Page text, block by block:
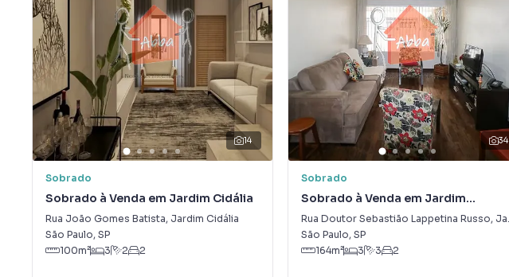
14
Sobrado
Sobrado à Venda em Jardim Cidália
Rua João Gomes Batista, Jardim Cidália
São Paulo, SP
100m² 3 2 2
34
Sobrado
Sobrado à Venda em Jardim
Promissão
Rua Doutor Sebastião Lappetina Russo, Jardim Promissão
São Paulo, SP
164m² 3 3 2